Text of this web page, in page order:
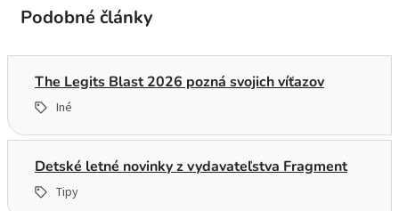
Podobné články
The Legits Blast 2026 pozná svojich víťazov
Iné
Detské letné novinky z vydavateľstva Fragment
Tipy